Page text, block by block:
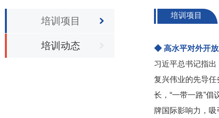
培训项目
培训动态
培训项目
◆ 高水平对外开放
习近平总书记指
复兴伟业的先导
长，“一带一路”
牌国际影响力，